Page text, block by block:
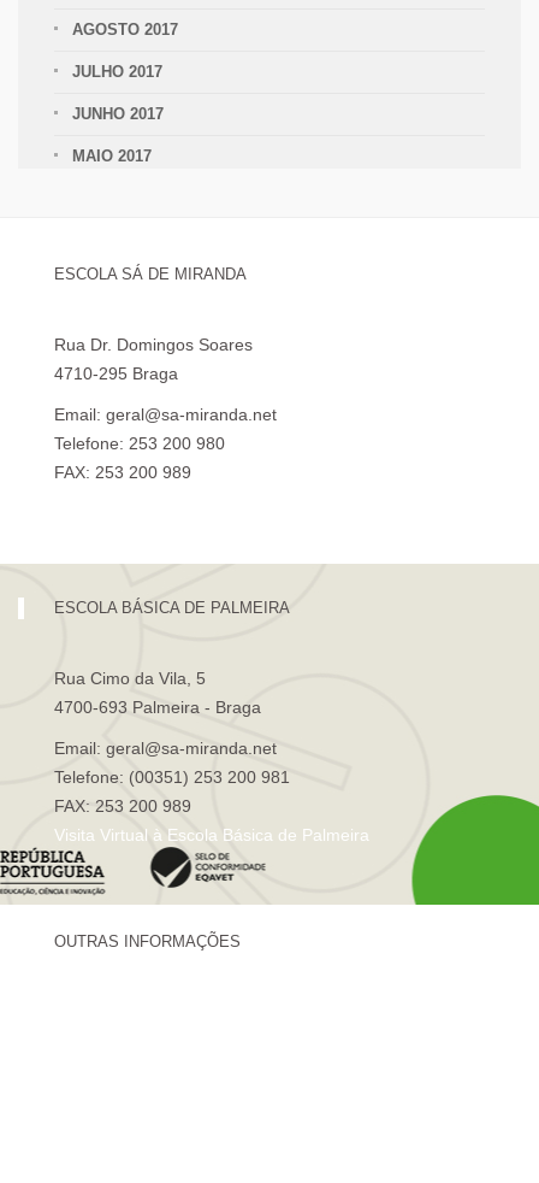
AGOSTO 2017
JULHO 2017
JUNHO 2017
MAIO 2017
ESCOLA SÁ DE MIRANDA
Rua Dr. Domingos Soares
4710-295 Braga
Email: geral@sa-miranda.net
Telefone: 253 200 980
FAX: 253 200 989
ESCOLA BÁSICA DE PALMEIRA
Rua Cimo da Vila, 5
4700-693 Palmeira - Braga
Email: geral@sa-miranda.net
Telefone: (00351) 253 200 981
FAX: 253 200 989
Visita Virtual à Escola Básica de Palmeira
OUTRAS INFORMAÇÕES